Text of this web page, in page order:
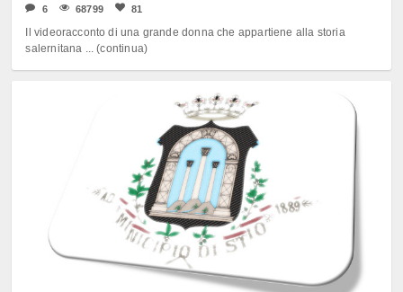
6 68799 81
Il videoracconto di una grande donna che appartiene alla storia
salernitana ... (continua)